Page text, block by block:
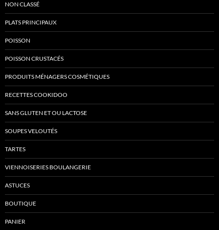
NON CLASSÉ
PLATS PRINCIPAUX
POISSON
POISSON CRUSTACÉS
PRODUITS MÉNAGERS COSMÉTIQUES
RECETTES COOKIDOO
SANS GLUTEN ET OU LACTOSE
SOUPES VELOUTÉS
TARTES
VIENNOISERIES BOULANGERIE
ASTUCES
BOUTIQUE
PANIER